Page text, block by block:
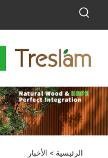
الرئيسية > الأخبار